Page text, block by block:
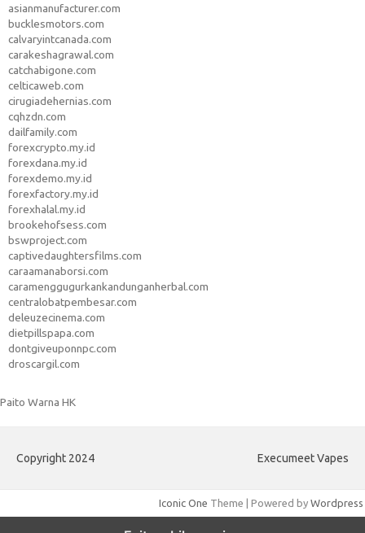
asianmanufacturer.com
bucklesmotors.com
calvaryintcanada.com
carakeshagrawal.com
catchabigone.com
celticaweb.com
cirugiadehernias.com
cqhzdn.com
dailfamily.com
forexcrypto.my.id
forexdana.my.id
forexdemo.my.id
forexfactory.my.id
forexhalal.my.id
brookehofsess.com
bswproject.com
captivedaughtersfilms.com
caraamanaborsi.com
caramenggugurkankandunganherbal.com
centralobatpembesar.com
deleuzecinema.com
dietpillspapa.com
dontgiveuponnpc.com
droscargil.com
Paito Warna HK
Copyright 2024 Execumeet Vapes
Iconic One Theme | Powered by Wordpress